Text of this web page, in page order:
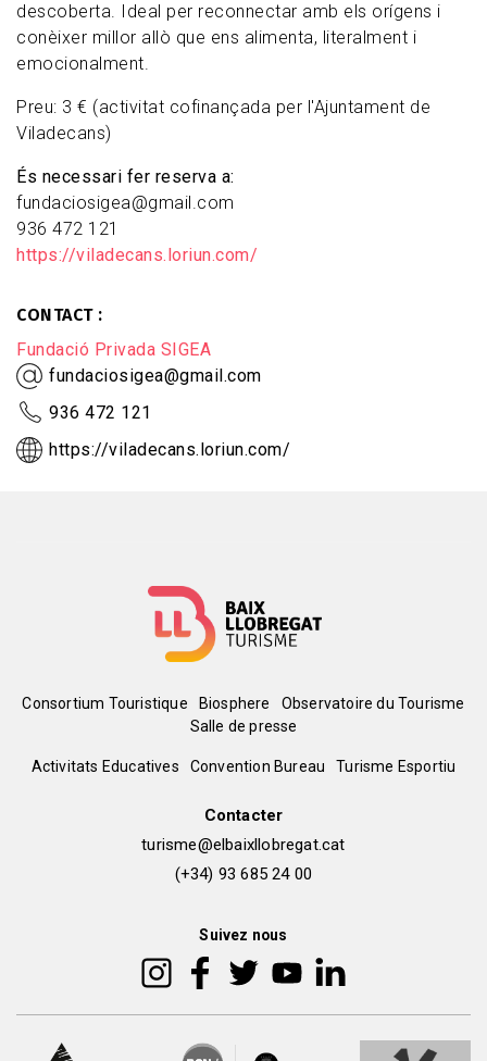
descoberta. Ideal per reconnectar amb els orígens i
conèixer millor allò que ens alimenta, literalment i
emocionalment.
Preu: 3 € (activitat cofinançada per l'Ajuntament de
Viladecans)
És necessari fer reserva a:
fundaciosigea@gmail.com
936 472 121
https://viladecans.loriun.com/
CONTACT
Fundació Privada SIGEA
fundaciosigea@gmail.com
936 472 121
https://viladecans.loriun.com/
Menú
del
Consortium Touristique Biosphere
Observatoire du Tourisme
Salle de presse
Peu
Activitats Educatives Convention Bureau Turisme Esportiu
Contacter
turisme@elbaixllobregat.cat
(+34) 93 685 24 00
Suivez nous